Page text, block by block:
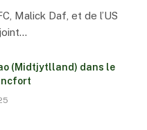
Malick Daf, et de l’US
(Midtjytlland) dans le